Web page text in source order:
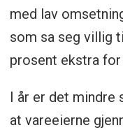
med lav
som sa seg villig
prosent ekstra
I år er det mindre
at vareeierne